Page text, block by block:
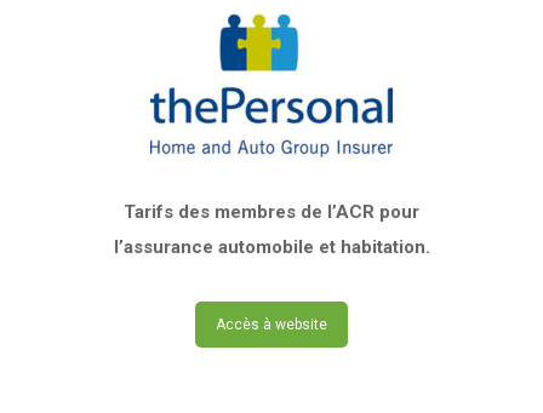
Tarifs des membres de l’ACR pour
l’assurance automobile et habitation.
Accès à website